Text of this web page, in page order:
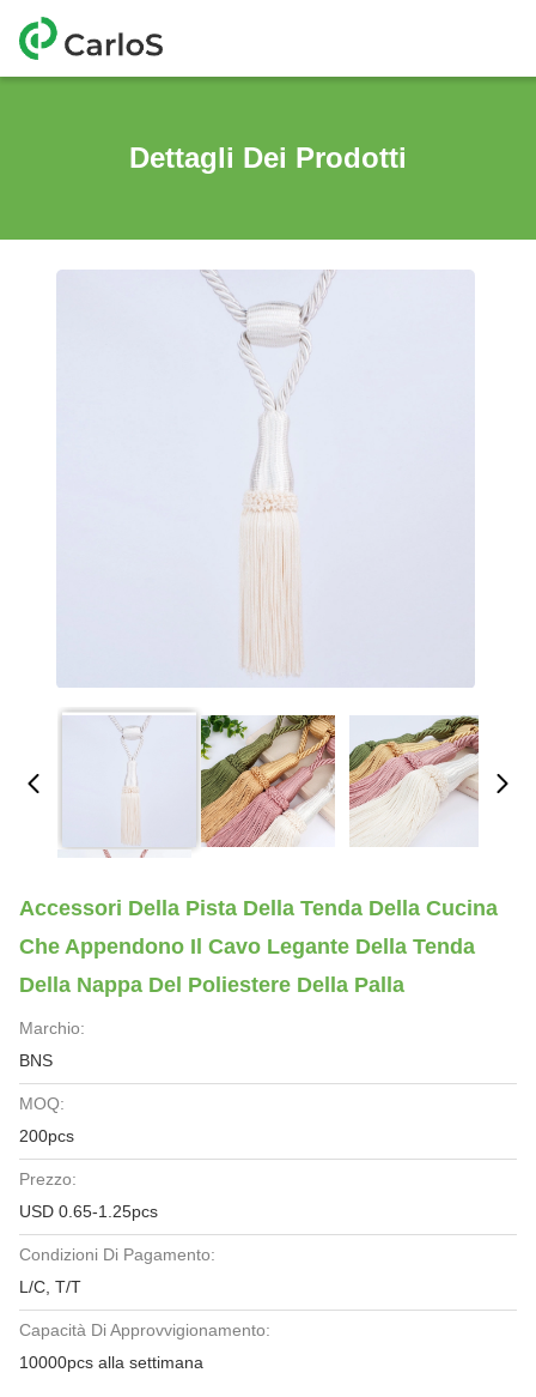
Dettagli Dei Prodotti
Accessori Della Pista Della Tenda Della Cucina
Che Appendono Il Cavo Legante Della Tenda
Della Nappa Del Poliestere Della Palla
Marchio:
BNS
MOQ:
200pcs
Prezzo:
USD 0.65-1.25pcs
Condizioni Di Pagamento:
L/C, T/T
Capacità Di Approvvigionamento:
10000pcs alla settimana